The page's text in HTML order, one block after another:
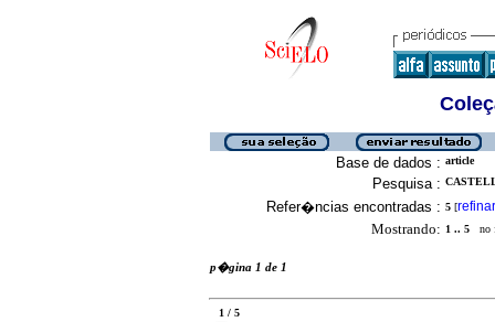
Base de dados : article
Pesquisa :
Refer�ncias encontradas : 5 [refinar
Mostrando: 1 .. 5 no
p�gina 1 de 1
1 / 5